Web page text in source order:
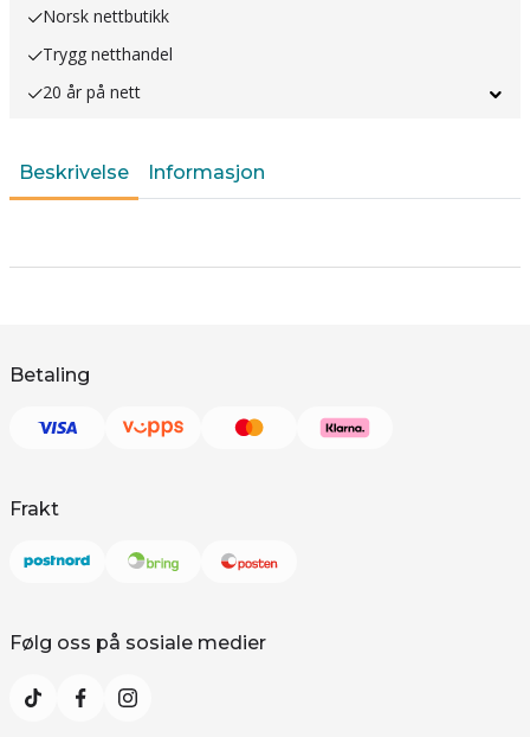
Norsk nettbutikk
Trygg netthandel
20 år på nett
Beskrivelse Informasjon
Betaling
Frakt
Følg oss på sosiale medier